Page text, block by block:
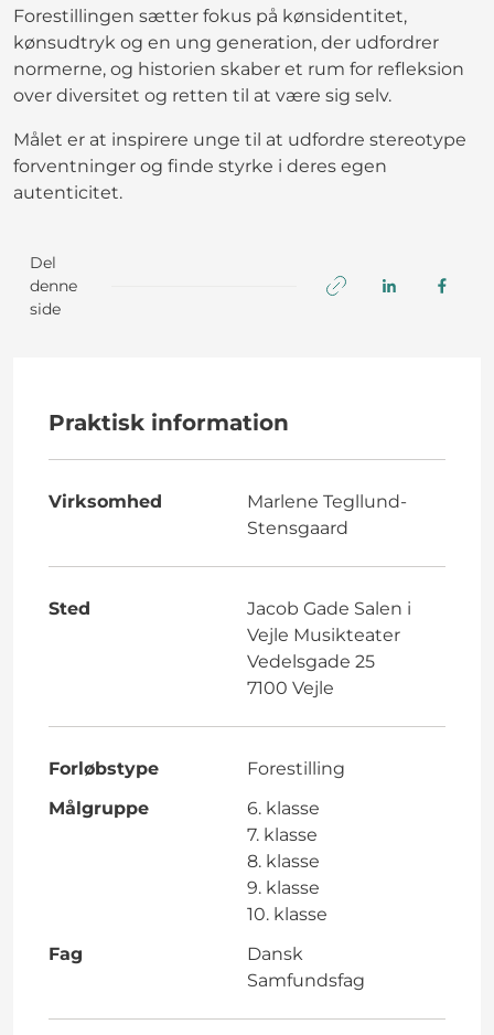
Forestillingen sætter fokus på kønsidentitet,
kønsudtryk og en ung generation, der udfordrer
normerne, og historien skaber et rum for refleksion
over diversitet og retten til at være sig selv.
Målet er at inspirere unge til at udfordre stereotype
forventninger og finde styrke i deres egen
autenticitet.
Del
denne
side
Praktisk information
Virksomhed
Marlene Tegllund-
Stensgaard
Sted
Jacob Gade Salen i
Vejle Musikteater
Vedelsgade 25
7100 Vejle
Forløbstype
Forestilling
Målgruppe
6. klasse
7. klasse
8. klasse
9. klasse
10. klasse
Fag
Dansk
Samfundsfag